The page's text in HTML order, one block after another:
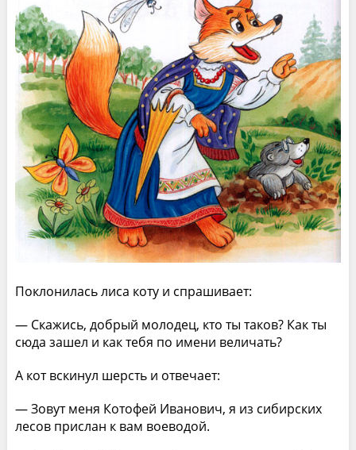
Поклонилась лиса коту и спрашивает:
— Скажись, добрый молодец, кто ты таков? Как ты
сюда зашел и как тебя по имени величать?
А кот вскинул шерсть и отвечает:
— Зовут меня Котофей Иванович, я из сибирских
лесов прислан к вам воеводой.